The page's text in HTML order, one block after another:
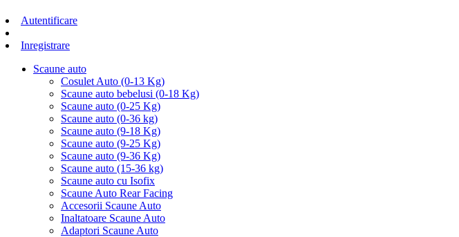
Autentificare
Inregistrare
Scaune auto
Cosulet Auto (0-13 Kg)
Scaune auto bebelusi (0-18 Kg)
Scaune auto (0-25 Kg)
Scaune auto (0-36 kg)
Scaune auto (9-18 Kg)
Scaune auto (9-25 Kg)
Scaune auto (9-36 Kg)
Scaune auto (15-36 kg)
Scaune auto cu Isofix
Scaune Auto Rear Facing
Accesorii Scaune Auto
Inaltatoare Scaune Auto
Adaptori Scaune Auto